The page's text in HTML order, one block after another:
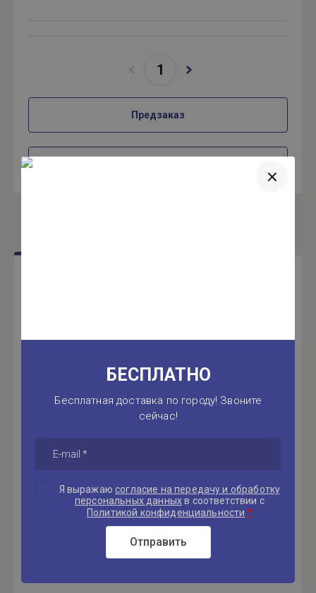
Предзаказ
Введите Ваш пароль:
Войти
Регистрация
БЕСПЛАТНО
Бесплатная доставка по городу! Звоните
сейчас!
Я выражаюсогласие на передачу и обработку
персональных данныхв соответствии с
Политикой конфиденциальности *
Отправить